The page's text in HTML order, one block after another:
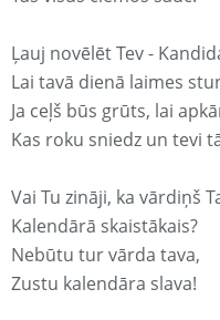
Ļauj novēlēt Tev -
Lai tavā dienā laimes
Ja ceļš būs grūts, lai
Kas roku sniedz un tevi
Vai Tu zināji, ka vārdiņš
Kalendārā skaistākais?
Nebūtu tur vārda tava,
Zustu kalendāra slava!